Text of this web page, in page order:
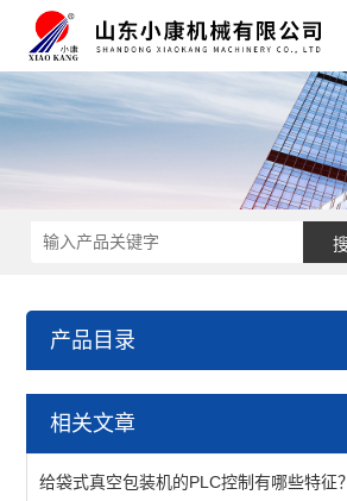
产品目录
全自动给袋真空包装设备
相关文章
给袋式真空包装机的PLC控制有哪些特征？